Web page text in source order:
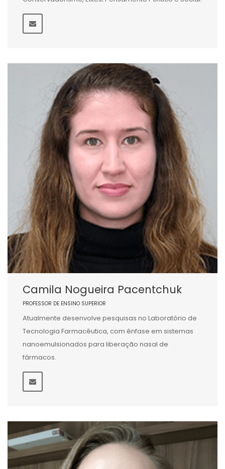
Camila Nogueira Pacentchuk
PROFESSOR DE ENSINO SUPERIOR
Atualmente desenvolve pesquisas no Laboratório de
Tecnologia Farmacêutica, com ênfase em sistemas
nanoemulsionados para liberação nasal de
fármacos.